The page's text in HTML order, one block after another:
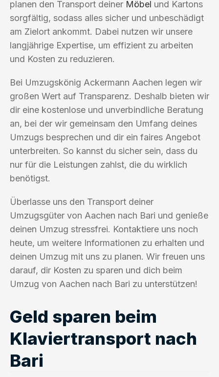
planen den Transport deiner Möbel und Kartons
sorgfältig, sodass alles sicher und unbeschädigt
am Zielort ankommt. Dabei nutzen wir unsere
langjährige Expertise, um effizient zu arbeiten
und Kosten zu reduzieren.
Bei Umzugskönig Ackermann Aachen legen wir
großen Wert auf Transparenz. Deshalb bieten wir
dir eine kostenlose und unverbindliche Beratung
an, bei der wir gemeinsam den Umfang deines
Umzugs besprechen und dir ein faires Angebot
unterbreiten. So kannst du sicher sein, dass du
nur für die Leistungen zahlst, die du wirklich
benötigst.
Überlasse uns den Transport deiner
Umzugsgüter von Aachen nach Bari und genieße
deinen Umzug stressfrei. Kontaktiere uns noch
heute, um weitere Informationen zu erhalten und
deinen Umzug mit uns zu planen. Wir freuen uns
darauf, dir Kosten zu sparen und dich beim
Umzug von Aachen nach Bari zu unterstützen!
Geld sparen beim
Klaviertransport nach
Bari